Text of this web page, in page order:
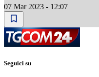
07 Mar 2023 - 12:07
Seguici su